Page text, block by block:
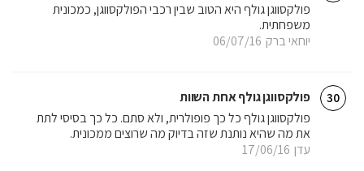
יוחאי ברק 06/07/16
פולקסווגן גולף היא הטוב שבין רכבי הפולקסווגן, כמכונית
משפחתית.
30 פולקסווגן גולף אחת השוות
עדן 17/06/16
פולקסווגן גולף כל כך פופולרית, ולא סתם. כל כך בסיסי לתת
את מה שהיא נותנת שזה בדיוק מה שרוצים ממכונית.